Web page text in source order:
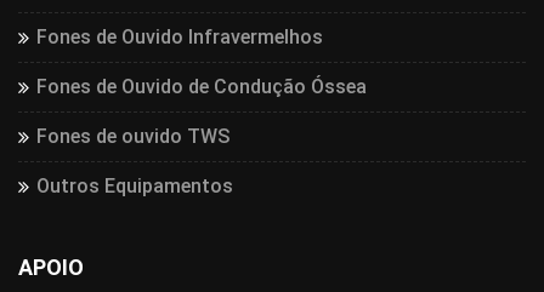
Fones de Ouvido Infravermelhos
Fones de Ouvido de Condução Óssea
Fones de ouvido TWS
Outros Equipamentos
APOIO